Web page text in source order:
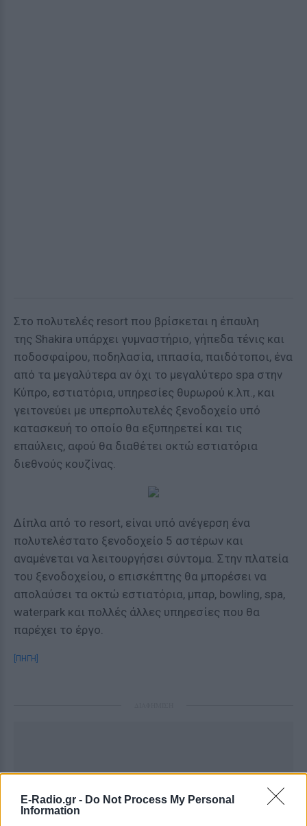
E-Radio.gr - Do Not Process My Personal
Information
Στο πολυτελές resort που βρίσκεται η έπαυλη
της Shakira υπάρχει γυμναστήριο, γήπεδα τένις και
ποδοσφαίρου, ποδηλασία, ιππασία, παιδότοποι, ένα
από τα μεγαλύτερα αν όχι το μεγαλύτερο spa στην
Κύπρο, εστιατόρια, υπηρεσίες θυρωρού κ.λπ., και
γειτονεύει με υπερπολυτελές ξενοδοχείο υπό
κατασκευή το οποίο θα εξυπηρετεί και τις
επαύλεις, αφού θα διαθέτει οκτώ εστιατόρια
διεθνούς κουζίνας.
Δίπλα από το resort, είναι υπό ανέγερση ένα
πολυτελέστατο ξενοδοχείο 5 αστέρων και
αναμένεται να λειτουργήσει σύντομα. Στην πλατεία
του ξενοδοχείου, ο επισκέπτης θα μπορέσει να
απολαύσει τα οκτώ εστιατόρια, μπαρ, bowling, spa,
waterpark και πολλές άλλες υπηρεσίες που θα
παρέχει το έργο.
[ΠΗΓΗ]